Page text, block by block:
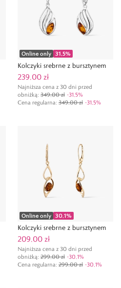
Online only 31,5%
Kolczyki srebrne z bursztynem
239,00 zł
Najniższa cena z 30 dni przed
obniżką: 349,00 zł -31,5%
Cena regularna: 349,00 zł -31,5%
Online only 30,1%
Kolczyki srebrne z bursztynem
209,00 zł
Najniższa cena z 30 dni przed
obniżką: 299,00 zł -30,1%
Cena regularna: 299,00 zł -30,1%